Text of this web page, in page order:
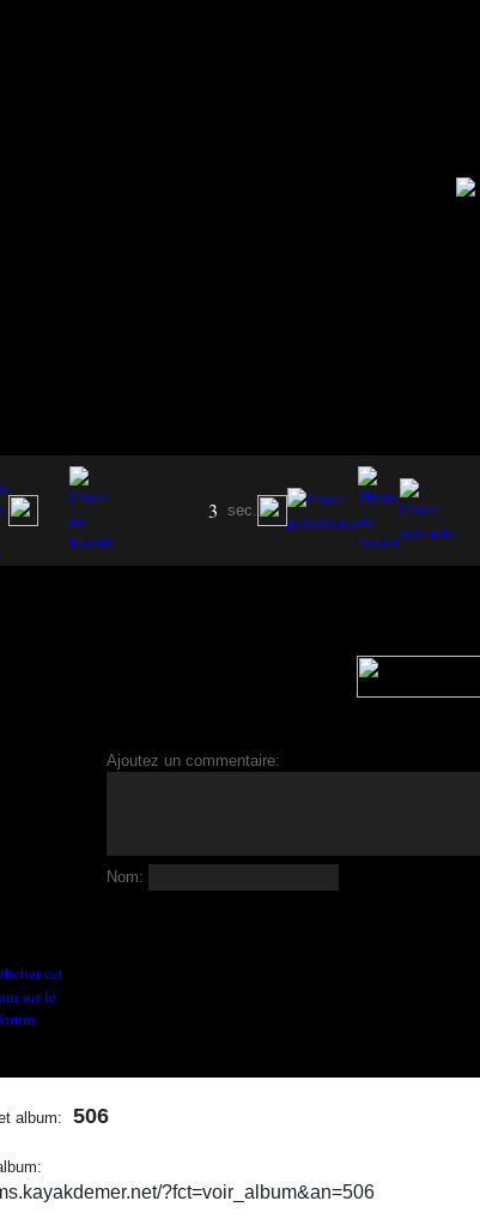
3 sec.
Ajoutez un commentaire:
Nom:
album: 506
?fct=voir_album&an=506